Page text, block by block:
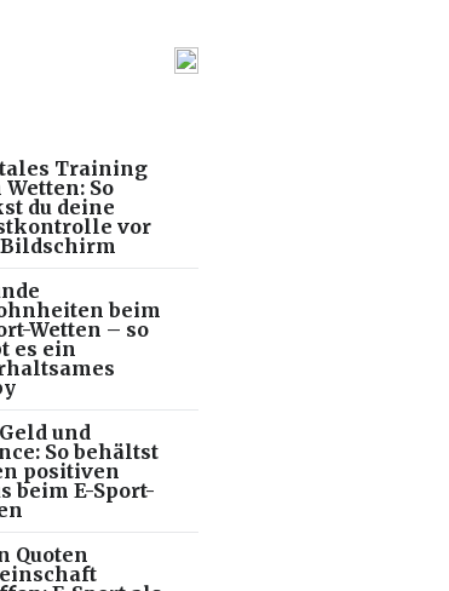
Training
So
du deine
vor
beim
Wetten – so
es ein
und
So behältst
positiven
beim E-Sport-
Quoten